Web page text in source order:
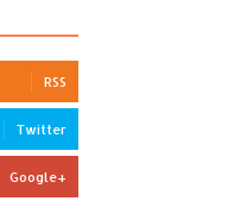
RSS
Twitter
Google+